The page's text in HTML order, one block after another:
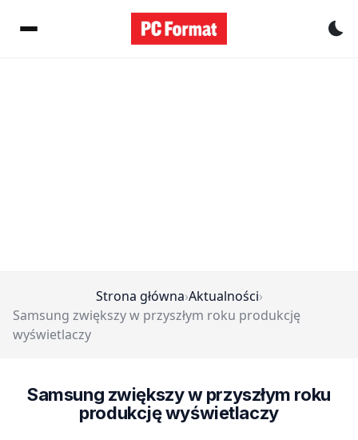
Strona główna›Aktualności›
Samsung zwiększy w przyszłym roku produkcję
wyświetlaczy
Samsung zwiększy w przyszłym roku
produkcję wyświetlaczy